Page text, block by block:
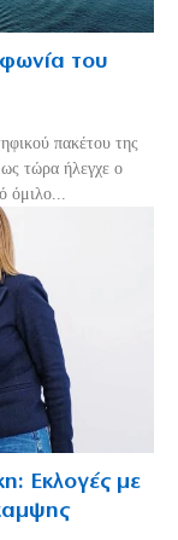
του
πακέτου της
τώρα ήλεγχε ο
Εκλογές με